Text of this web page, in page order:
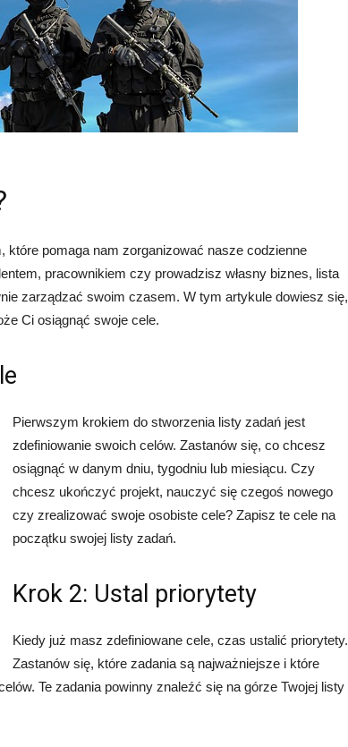
pomaga nam zorganizować nasze codzienne
pracownikiem czy prowadzisz własny biznes, lista
zarządzać swoim czasem. W tym artykule dowiesz się,
Ci osiągnąć swoje cele.
Pierwszym krokiem do stworzenia listy zadań jest
zdefiniowanie swoich celów. Zastanów się, co chcesz
osiągnąć w danym dniu, tygodniu lub miesiącu. Czy
chcesz ukończyć projekt, nauczyć się czegoś nowego
czy zrealizować swoje osobiste cele? Zapisz te cele na
początku swojej listy zadań.
Krok 2: Ustal priorytety
Kiedy już masz zdefiniowane cele, czas ustalić priorytety.
Zastanów się, które zadania są najważniejsze i które
Te zadania powinny znaleźć się na górze Twojej listy